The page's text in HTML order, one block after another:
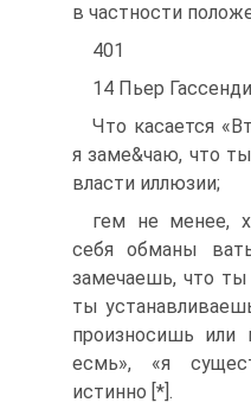
в частности
401
14 Пьер Гассенди
Что касается
я заме&чаю, что
власти иллюзии;
гем не менее,
себя обманы
замечаешь, что
ты
произносишь или
есмь», «я
истинно [*].